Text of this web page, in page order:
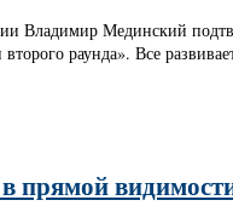
Владимир Мединский
раунда». Все
прямой